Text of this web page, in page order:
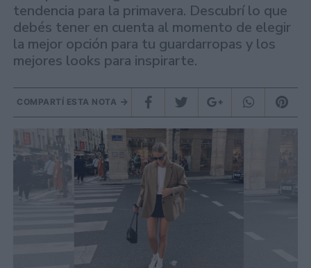
tendencia para la primavera. Descubrí lo que
debés tener en cuenta al momento de elegir
la mejor opción para tu guardarropas y los
mejores looks para inspirarte.
COMPARTÍ ESTA NOTA